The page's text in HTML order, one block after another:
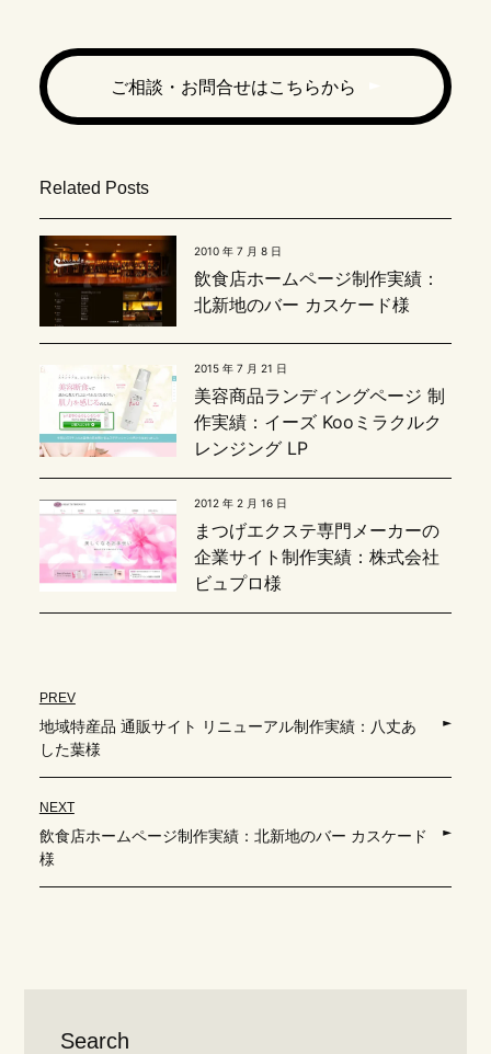
ご相談・お問合せはこちらから
Related Posts
2010 年 7 月 8 日
飲食店ホームページ制作実績：
北新地のバー カスケード様
2015 年 7 月 21 日
美容商品ランディングページ 制
作実績：イーズ Kooミラクルク
レンジング LP
2012 年 2 月 16 日
まつげエクステ専門メーカーの
企業サイト制作実績：株式会社
ビュプロ様
PREV
地域特産品 通販サイト リニューアル制作実績：八丈あ
した葉様
NEXT
飲食店ホームページ制作実績：北新地のバー カスケード
様
Search